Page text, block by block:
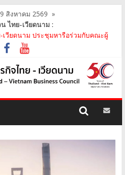
สิงหาคม 2569 »
ไทย-เวียดนาม :
วียดนาม ประชุมหารือร่วมกับคณะผู้
กรรมการประชาชน กรุงฮ..
วียดนาม เข้าร่วมงานวันคล้ายวัน
กลาง (ประเทศไทย) จ..
ร่วมงานสัมมนา "Investment and
Hoa Province for Th..
วียดนามร่วมคณะนายกรัฐมนตรีเยือน
สริมสร้างความร่วมมื..
วียดนาม เข้าร่วมประชุมหารือคณะรัฐ